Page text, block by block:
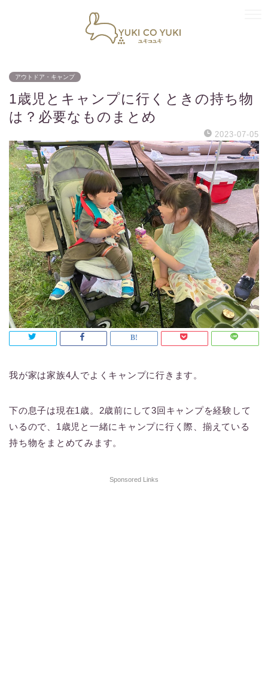
アウトドア・キャンプ
1歳児とキャンプに行くときの持ち物
は？必要なものまとめ
2023-07-05
我が家は家族4人でよくキャンプに行きます。
下の息子は現在1歳。2歳前にして3回キャンプを経験して
いるので、1歳児と一緒にキャンプに行く際、揃えている
持ち物をまとめてみます。
Sponsored Links